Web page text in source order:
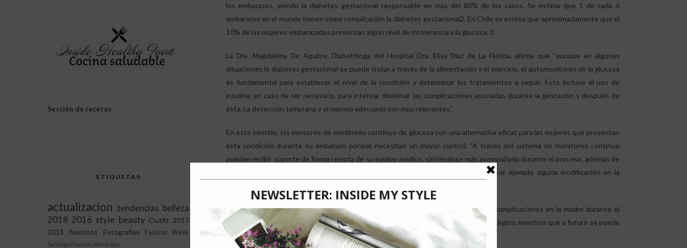
los embarazos, siendo la diabetes gestacional responsable en más del 80% de los casos. Se estima que 1 de cada 6
embarazos en el mundo tienen como complicación la diabetes gestacional2. En Chile se estima que aproximadamente que el
10% de las mujeres embarazadas presentan algún nivel de intolerancia a la glucosa. 3
La Dra. Magdalena De Aguirre, Diabetóloga del Hospital Dra. Elisa Díaz de La Florida, afirma que “aunque en algunas
situaciones la diabetes gestacional se puede tratar a través de la alimentación y el ejercicio, el automonitoreo de la glucosa
es fundamental para establecer el nivel de la condición y determinar los tratamientos a seguir. Esto incluye el uso de
insulina, en caso de ser necesario, para intentar disminuir las complicaciones asociadas durante la gestación y después de
ésta. La detección temprana y el manejo adecuado son muy relevantes”.
En este sentido, los sensores de monitoreo continuo de glucosa son una alternativa eficaz para las mujeres que presentan
esta condición durante su embarazo porque necesitan un mayor control. “A través del sistema de monitoreo continuo
pueden recibir soporte de forma remota de su equipo médico, sintiéndose más acompañada durante el proceso, además de
entender mejor los cambios de su glucosa ante determinadas situaciones como por ejemplo alguna modificación en la
La gestión inadecuada de la diabetes en la gestación se asocia a mayor riesgo de complicaciones en la madre durante el
embarazo, como la preeclampsia (presión arterial alta), trauma obstétrico y parto quirúrgico, mientras que a futuro se puede
ir generando un mayor riesgo de desarrollar diabetes Tipo 2 e hipertensión arterial2.
Sección de recetas
ETIQUETAS
actualizacion tendencias belleza
2018 2016 style beauty Outfit 2017
2015
favoritos Fotografías Fashion Week
Santiago Fashion Week tips